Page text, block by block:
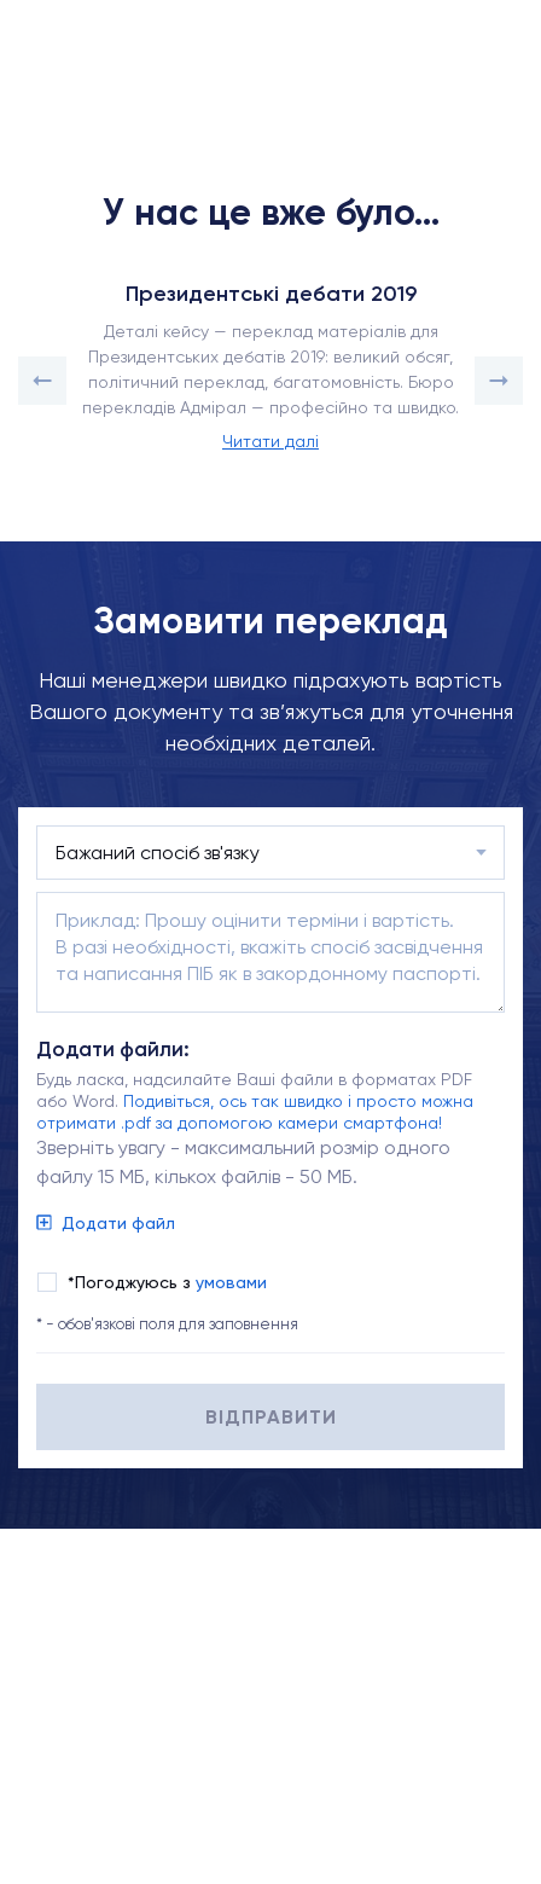
У нас це вже було...
Президентські дебати 2019
Деталі кейсу — переклад матеріалів для
Президентських дебатів 2019: великий обсяг,
політичний переклад, багатомовність. Бюро
перекладів Адмірал — професійно та швидко.
Читати далі
Замовити переклад
Наші менеджери швидко підрахують вартість
Вашого документу та зв’яжуться для уточнення
необхідних деталей.
Додати файли:
Будь ласка, надсилайте Ваші файли в форматах PDF
або Word. Подивіться, ось так швидко і просто можна
отримати .pdf за допомогою камери смартфона!
Зверніть увагу - максимальний розмір одного
файлу 15 МБ, кількох файлів - 50 МБ.
Додати файл
*Погоджуюсь з умовами
* - обов'язкові поля для заповнення
ВІДПРАВИТИ